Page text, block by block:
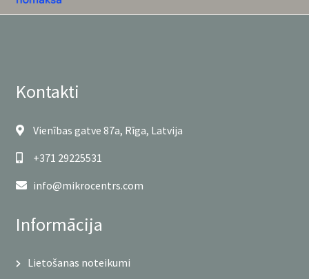
Kontakti
Vienības gatve 87a, Rīga, Latvija
+371 29225531
info@mikrocentrs.com
Informācija
Lietošanas noteikumi